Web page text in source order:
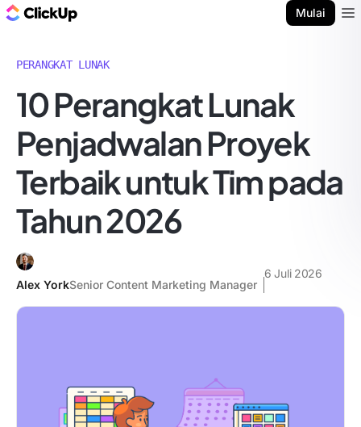
Mulai
PERANGKAT LUNAK
10 Perangkat Lunak
Penjadwalan Proyek
Terbaik untuk Tim pada
Tahun 2026
Alex YorkSenior Content Marketing Manager
6 Juli 2026